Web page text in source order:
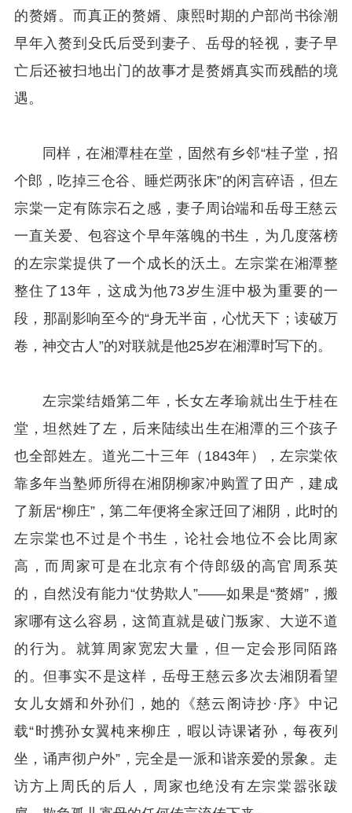
的赘婿。而真正的赘婿、康熙时期的户部尚书徐潮
早年入赘到殳氏后受到妻子、岳母的轻视，妻子早
亡后还被扫地出门的故事才是赘婿真实而残酷的境
遇。
同样，在湘潭桂在堂，固然有乡邻“桂子堂，招
个郎，吃掉三仓谷、睡烂两张床”的闲言碎语，但左
宗棠一定有陈宗石之感，妻子周诒端和岳母王慈云
一直关爱、包容这个早年落魄的书生，为几度落榜
的左宗棠提供了一个成长的沃土。左宗棠在湘潭整
整住了13年，这成为他73岁生涯中极为重要的一
段，那副影响至今的“身无半亩，心忧天下；读破万
卷，神交古人”的对联就是他25岁在湘潭时写下的。
左宗棠结婚第二年，长女左孝瑜就出生于桂在
堂，坦然姓了左，后来陆续出生在湘潭的三个孩子
也全部姓左。道光二十三年（1843年），左宗棠依
靠多年当塾师所得在湘阴柳家冲购置了田产，建成
了新居“柳庄”，第二年便将全家迁回了湘阴，此时的
左宗棠也不过是个书生，论社会地位不会比周家
高，而周家可是在北京有个侍郎级的高官周系英
的，自然没有能力“仗势欺人”——如果是“赘婿”，搬
家哪有这么容易，这简直就是破门叛家、大逆不道
的行为。就算周家宽宏大量，但一定会形同陌路
的。但事实不是这样，岳母王慈云多次去湘阴看望
女儿女婿和外孙们，她的《慈云阁诗抄·序》中记
载“时携孙女翼杶来柳庄，暇以诗课诸孙，每夜列
坐，诵声彻户外”，完全是一派和谐亲爱的景象。走
访方上周氏的后人，周家也绝没有左宗棠嚣张跋